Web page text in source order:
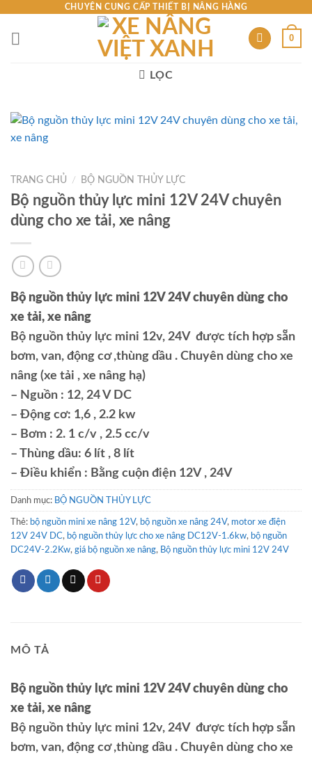
content
CHUYÊN CUNG CẤP THIẾT BỊ NÂNG HÀNG
0
LỌC
TRANG CHỦ / BỘ NGUỒN THỦY LỰC
Bộ nguồn thủy lực mini 12V 24V chuyên
dùng cho xe tải, xe nâng
Bộ nguồn thủy lực mini 12V 24V chuyên dùng cho
xe tải, xe nâng
Bộ nguồn thủy lực mini 12v, 24V được tích hợp sẵn
bơm, van, động cơ ,thùng dầu . Chuyên dùng cho xe
nâng (xe tải , xe nâng hạ)
– Nguồn : 12, 24 V DC
– Động cơ: 1,6 , 2.2 kw
– Bơm : 2. 1 c/v , 2.5 cc/v
– Thùng dầu: 6 lít , 8 lít
– Điều khiển : Bằng cuộn điện 12V , 24V
Danh mục: BỘ NGUỒN THỦY LỰC
Thẻ: bộ nguồn mini xe nâng 12V, bộ nguồn xe nâng 24V, motor xe điện
12V 24V DC, bộ nguồn thủy lực cho xe nâng DC12V-1.6kw, bộ nguồn
DC24V-2.2Kw, giá bộ nguồn xe nâng, Bộ nguồn thủy lực mini 12V 24V
MÔ TẢ
Bộ nguồn thủy lực mini 12V 24V chuyên dùng cho
xe tải, xe nâng
Bộ nguồn thủy lực mini 12v, 24V được tích hợp sẵn
bơm, van, động cơ ,thùng dầu . Chuyên dùng cho xe